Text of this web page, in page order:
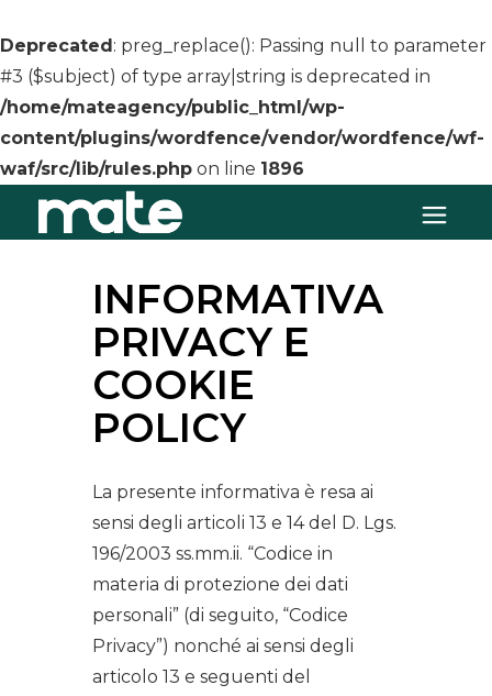
Deprecated: preg_replace(): Passing null to parameter
#3 ($subject) of type array|string is deprecated in
/home/mateagency/public_html/wp-
content/plugins/wordfence/vendor/wordfence/wf-
waf/src/lib/rules.php on line 1896
INFORMATIVA
PRIVACY E
COOKIE
POLICY
La presente informativa è resa ai
sensi degli articoli 13 e 14 del D. Lgs.
196/2003 ss.mm.ii. “Codice in
materia di protezione dei dati
personali” (di seguito, “Codice
Privacy”) nonché ai sensi degli
articolo 13 e seguenti del